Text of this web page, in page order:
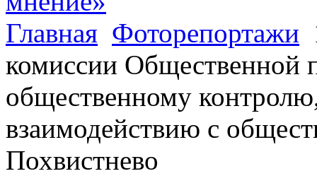
Главная Фоторепортажи
комиссии Общественной
общественному
взаимодействию с
Похвистнево